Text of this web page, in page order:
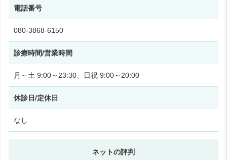
電話番号
080-3868-6150
診療時間/営業時間
月～土 9:00～23:30、日祝 9:00～20:00
休診日/定休日
なし